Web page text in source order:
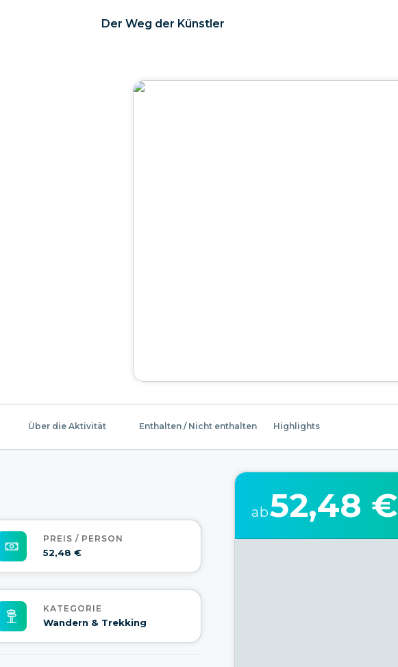
Der Weg der Künstler
Über die Aktivität Enthalten / Nicht enthalten Highlights
PREIS / PERSON
52,48 €
KATEGORIE
Wandern & Trekking
ab52,48 €